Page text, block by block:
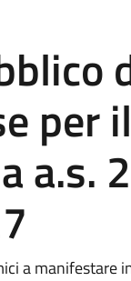
per
a.s.
a manifestare